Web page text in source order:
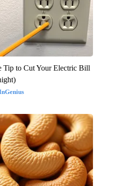
Tip to Cut Your Electric Bill